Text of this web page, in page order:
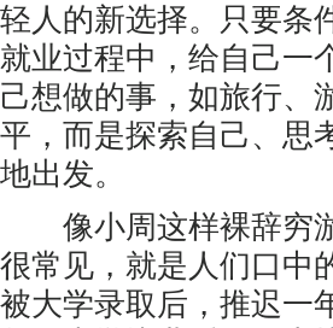
轻人的新选择。只要条
就业过程中，给自己一
己想做的事，如旅行、
平，而是探索自己、思
地出发。
像小周这样裸辞穷游
很常见，就是人们口
被大学录取后，推迟一